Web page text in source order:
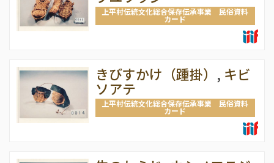
上平村伝統文化総合保存伝承事業 民俗資料
カード
きびすかけ（踵掛） , キビ
ソアテ
上平村伝統文化総合保存伝承事業 民俗資料
カード